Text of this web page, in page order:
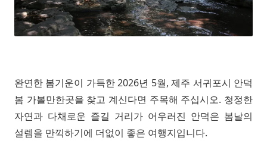
완연한 봄기운이 가득한 2026년 5월, 제주 서귀포시 안덕
봄 가볼만한곳을 찾고 계신다면 주목해 주십시오. 청정한
자연과 다채로운 즐길 거리가 어우러진 안덕은 봄날의
설렘을 만끽하기에 더없이 좋은 여행지입니다.